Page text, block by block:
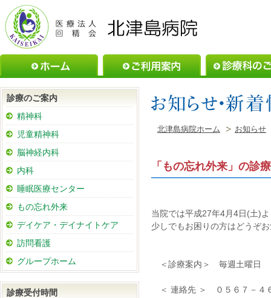
ホーム ご利用案内
北津島病院ホーム お知らせ
「もの忘れ外来」の診
当院では平成27年4月4日(土)
少しでもお困りの方はどうぞ
＜診療案内＞ 毎週土曜日
＜ 連絡先 ＞ ０５６７－４
診療のご案内
精神科
児童精神科
脳神経内科
内科
睡眠医療センター
もの忘れ外来
デイケア・デイナイトケア
訪問看護
グループホーム
診療受付時間